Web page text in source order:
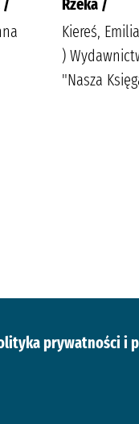
Kiereś,
)
"Nasza
prywatności i